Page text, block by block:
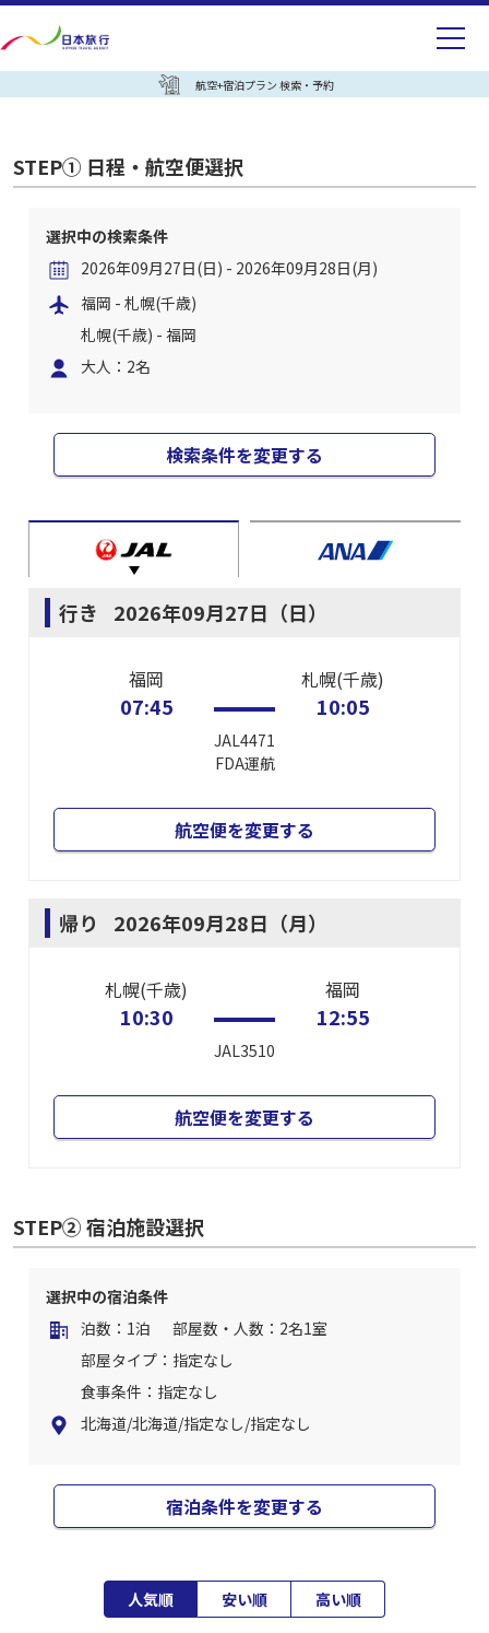
航空+宿泊プラン 検索・予約
STEP① 日程・航空便選択
選択中の検索条件
2026年09月27日(日) - 2026年09月28日(月)
福岡 - 札幌(千歳)
札幌(千歳) - 福岡
大人：2名
検索条件を変更する
行き 2026年09月27日（日）
福岡
07:45
JAL4471
FDA運航
札幌(千歳)
10:05
航空便を変更する
帰り 2026年09月28日（月）
札幌(千歳)
10:30
JAL3510
福岡
12:55
航空便を変更する
STEP② 宿泊施設選択
選択中の宿泊条件
泊数：1泊
部屋数・人数：2名1室
部屋タイプ：指定なし
食事条件：指定なし
北海道/北海道/指定なし/指定なし
宿泊条件を変更する
人気順 安い順 高い順